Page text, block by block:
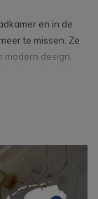
en in de
te missen. Ze
design,